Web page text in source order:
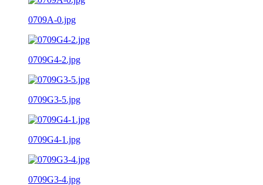
0709A-0.jpg
0709G4-2.jpg
0709G3-5.jpg
0709G4-1.jpg
0709G3-4.jpg